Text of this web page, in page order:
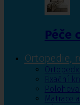
Péče
Ortopedie,
Fixační
Matrace